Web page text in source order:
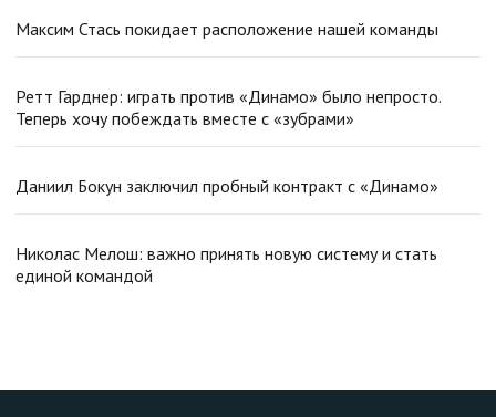
Максим Стась покидает расположение нашей команды
Ретт Гарднер: играть против «Динамо» было непросто.
Теперь хочу побеждать вместе с «зубрами»
Даниил Бокун заключил пробный контракт с «Динамо»
Николас Мелош: важно принять новую систему и стать
единой командой